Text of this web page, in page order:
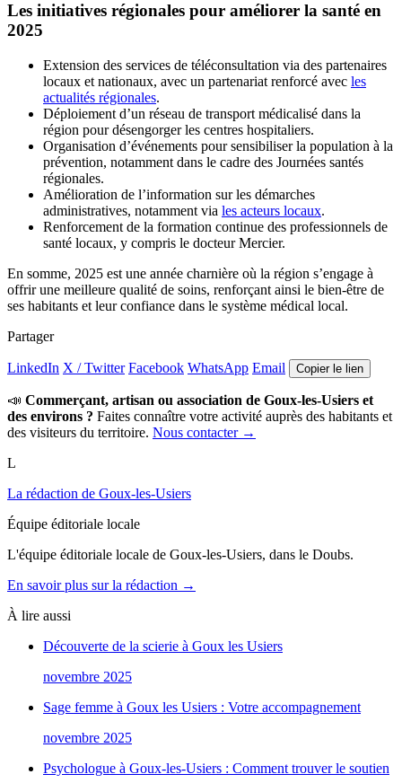
Les initiatives régionales pour améliorer la santé en
2025
Extension des services de téléconsultation via des partenaires
locaux et nationaux, avec un partenariat renforcé avec les
actualités régionales.
Déploiement d’un réseau de transport médicalisé dans la
région pour désengorger les centres hospitaliers.
Organisation d’événements pour sensibiliser la population à la
prévention, notamment dans le cadre des Journées santés
régionales.
Amélioration de l’information sur les démarches
administratives, notamment via les acteurs locaux.
Renforcement de la formation continue des professionnels de
santé locaux, y compris le docteur Mercier.
En somme, 2025 est une année charnière où la région s’engage à
offrir une meilleure qualité de soins, renforçant ainsi le bien-être de
ses habitants et leur confiance dans le système médical local.
Partager
LinkedIn X / Twitter Facebook WhatsApp Email Copier le lien
📣 Commerçant, artisan ou association de Goux-les-Usiers et
des environs ? Faites connaître votre activité auprès des habitants et
des visiteurs du territoire. Nous contacter →
L
La rédaction de Goux-les-Usiers
Équipe éditoriale locale
L'équipe éditoriale locale de Goux-les-Usiers, dans le Doubs.
En savoir plus sur la rédaction →
À lire aussi
Découverte de la scierie à Goux les Usiers
novembre 2025
Sage femme à Goux les Usiers : Votre accompagnement
novembre 2025
Psychologue à Goux-les-Usiers : Comment trouver le soutien